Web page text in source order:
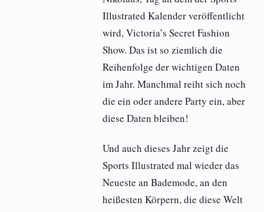
Illustrated Kalender veröffentlicht
wird, Victoria’s Secret Fashion
Show. Das ist so ziemlich die
Reihenfolge der wichtigen Daten
im Jahr. Manchmal reiht sich noch
die ein oder andere Party ein, aber
diese Daten bleiben!
Und auch dieses Jahr zeigt die
Sports Illustrated mal wieder das
Neueste an Bademode, an den
heißesten Körpern, die diese Welt